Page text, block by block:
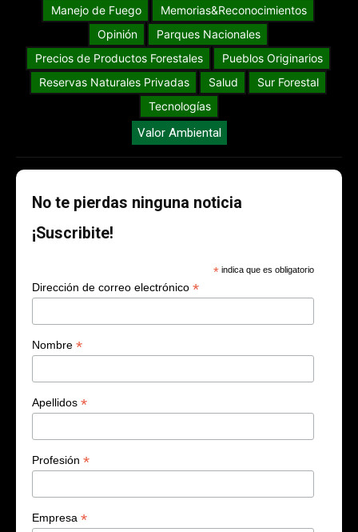
Manejo de Fuego
Memorias&Reconocimientos
Opinión
Parques Nacionales
Precios de Productos Forestales
Pueblos Originarios
Reservas Naturales Privadas
Salud
Sur Forestal
Tecnologías
Valor Ambiental
No te pierdas ninguna noticia
¡Suscribite!
* indica que es obligatorio
Dirección de correo electrónico *
Nombre *
Apellidos *
Profesión *
Empresa *